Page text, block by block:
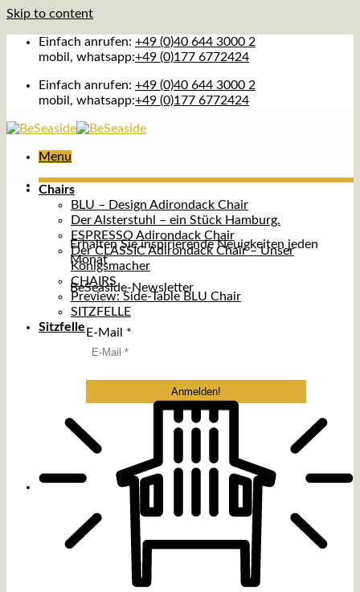
Skip to content
Einfach anrufen: +49 (0)40 644 3000 2
mobil, whatsapp:+49 (0)177 6772424
Einfach anrufen: +49 (0)40 644 3000 2
mobil, whatsapp:+49 (0)177 6772424
Menu
Erhalten Sie inspirierende Neuigkeiten jeden
Monat
BeSeaside-Newsletter
E-Mail *
Chairs
BLU – Design Adirondack Chair
Der Alsterstuhl – ein Stück Hamburg.
ESPRESSO Adirondack Chair
Der CLASSIC Adirondack Chair – Unser
Königsmacher
CHAIRS
Preview: Side-Table BLU Chair
SITZFELLE
Sitzfelle